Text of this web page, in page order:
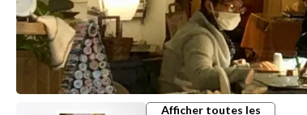
Afficher toutes les